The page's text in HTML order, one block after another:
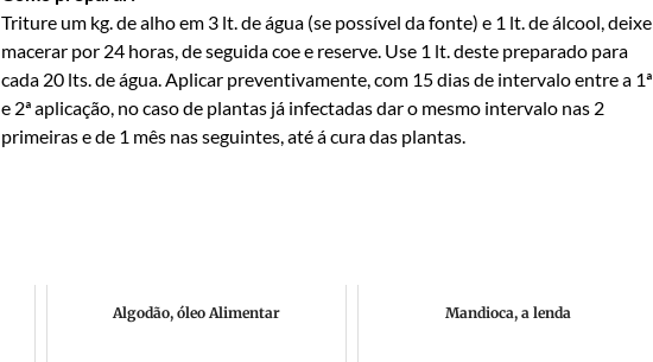
Triture um kg. de alho em 3 lt. de água (se possível da fonte) e 1 lt. de álcool, deixe
macerar por 24 horas, de seguida coe e reserve. Use 1 lt. deste preparado para
cada 20 lts. de água. Aplicar preventivamente, com 15 dias de intervalo entre a 1ª
e 2ª aplicação, no caso de plantas já infectadas dar o mesmo intervalo nas 2
primeiras e de 1 mês nas seguintes, até á cura das plantas.
Algodão, óleo Alimentar Mandioca, a lenda